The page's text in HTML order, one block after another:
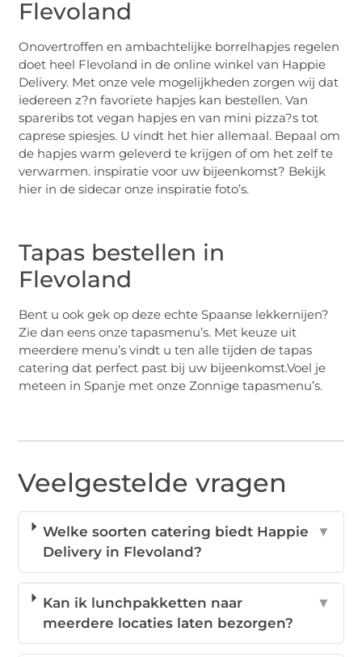
Flevoland
Onovertroffen en ambachtelijke borrelhapjes regelen
doet heel Flevoland in de online winkel van Happie
Delivery. Met onze vele mogelijkheden zorgen wij dat
iedereen z?n favoriete hapjes kan bestellen. Van
spareribs tot vegan hapjes en van mini pizza?s tot
caprese spiesjes. U vindt het hier allemaal. Bepaal om
de hapjes warm geleverd te krijgen of om het zelf te
verwarmen. inspiratie voor uw bijeenkomst? Bekijk
hier in de sidecar onze inspiratie foto’s.
Tapas bestellen in
Flevoland
Bent u ook gek op deze echte Spaanse lekkernijen?
Zie dan eens onze tapasmenu’s. Met keuze uit
meerdere menu’s vindt u ten alle tijden de tapas
catering dat perfect past bij uw bijeenkomst.Voel je
meteen in Spanje met onze Zonnige tapasmenu’s.
Veelgestelde vragen
Welke soorten catering biedt Happie
Delivery in Flevoland?
▼
Kan ik lunchpakketten naar
meerdere locaties laten bezorgen?
▼